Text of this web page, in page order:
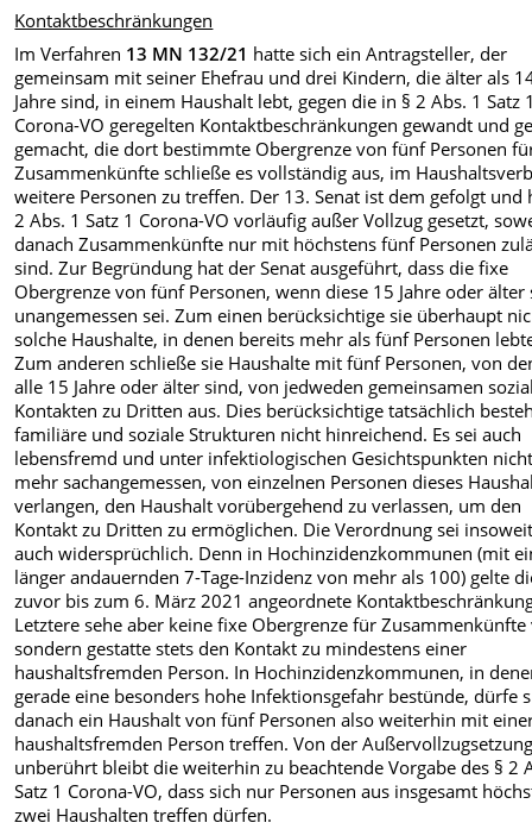
Kontaktbeschränkungen
Im Verfahren 13 MN 132/21 hatte sich ein Antragsteller, der
gemeinsam mit seiner Ehefrau und drei Kindern, die älter als
Jahre sind, in einem Haushalt lebt, gegen die in § 2 Abs. 1 Satz
Corona-VO geregelten Kontaktbeschränkungen gewandt und
gemacht, die dort bestimmte Obergrenze von fünf Personen
Zusammenkünfte schließe es vollständig aus, im
weitere Personen zu treffen. Der 13. Senat ist dem gefolgt und
2 Abs. 1 Satz 1 Corona-VO vorläufig außer Vollzug gesetzt,
danach Zusammenkünfte nur mit höchstens fünf Personen
sind. Zur Begründung hat der Senat ausgeführt, dass die fixe
Obergrenze von fünf Personen, wenn diese 15 Jahre oder älter
unangemessen sei. Zum einen berücksichtige sie überhaupt
solche Haushalte, in denen bereits mehr als fünf Personen
Zum anderen schließe sie Haushalte mit fünf Personen, von
alle 15 Jahre oder älter sind, von jedweden gemeinsamen
Kontakten zu Dritten aus. Dies berücksichtige tatsächlich
familiäre und soziale Strukturen nicht hinreichend. Es sei auch
lebensfremd und unter infektiologischen Gesichtspunkten
mehr sachangemessen, von einzelnen Personen dieses
verlangen, den Haushalt vorübergehend zu verlassen, um den
Kontakt zu Dritten zu ermöglichen. Die Verordnung sei
auch widersprüchlich. Denn in Hochinzidenzkommunen (mit
länger andauernden 7-Tage-Inzidenz von mehr als 100) gelte
zuvor bis zum 6. März 2021 angeordnete
Letztere sehe aber keine fixe Obergrenze für
sondern gestatte stets den Kontakt zu mindestens einer
haushaltsfremden Person. In Hochinzidenzkommunen, in
gerade eine besonders hohe Infektionsgefahr bestünde, dürfe
danach ein Haushalt von fünf Personen also weiterhin mit
haushaltsfremden Person treffen. Von der
unberührt bleibt die weiterhin zu beachtende Vorgabe des § 2
Satz 1 Corona-VO, dass sich nur Personen aus insgesamt
zwei Haushalten treffen dürfen.